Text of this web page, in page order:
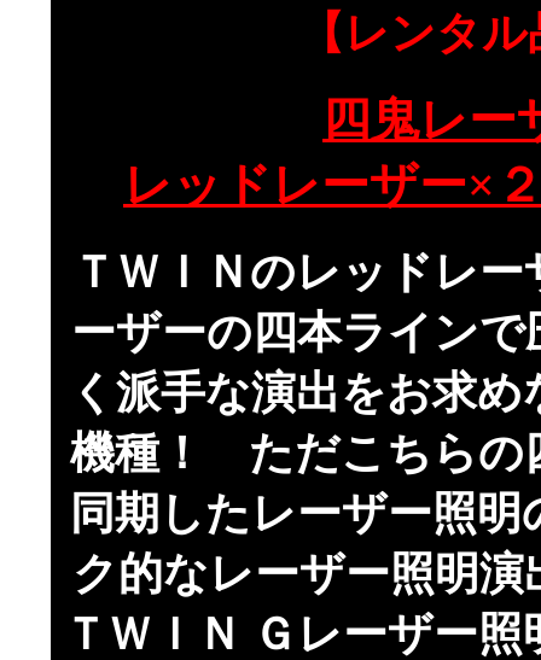
【レンタ
四鬼レー
レッドレーザー×
ＴＷＩＮのレッドレ
ーザーの四本ライン
く派手な演出をお求
機種！ ただこちらの
同期したレーザー照
ク的なレーザー照明
ＴＷＩＮ Ｇレーザー